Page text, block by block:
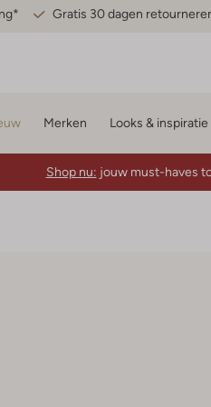
Gratis 30 dagen
Merken Looks & inspiratie
Shop nu: jouw must-haves